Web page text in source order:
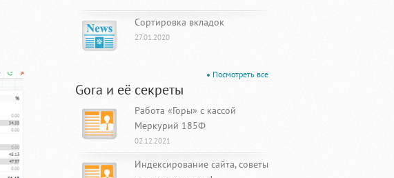
Сортировка вкладок
27.01.2020
Посмотреть все
Gora и её секреты
Работа «Горы» с кассой
Меркурий 185Ф
02.12.2021
Индексирование сайта, советы